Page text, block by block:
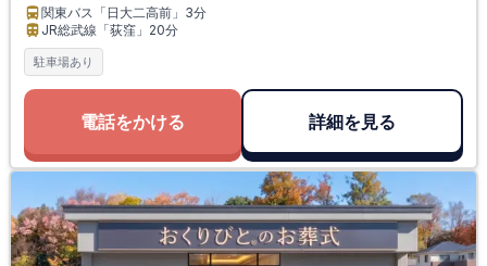
関東バス「日大二高前」 3分
JR総武線「荻窪」 20分
駐車場あり
電話をかける 詳細を見る